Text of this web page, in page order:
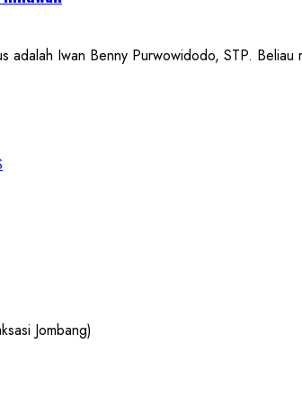
adalah Iwan Benny Purwowidodo, STP.
Jombang)